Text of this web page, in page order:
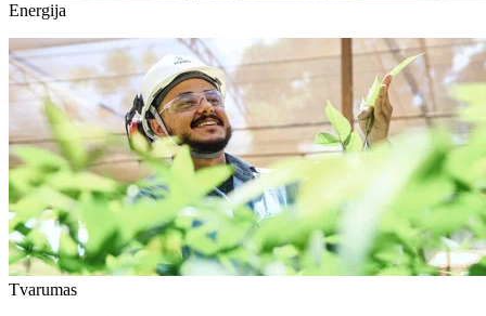
Energija
Tvarumas